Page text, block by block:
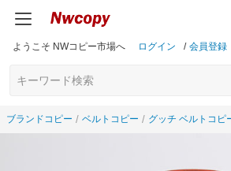
ようこそ NWコピー市場へ ログイン / 会員登録
ブランドコピー ベルトコピー グッチ ベルトコピ